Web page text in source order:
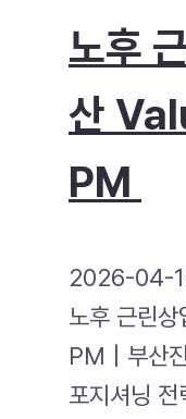
노후
산
PM
2026-04-
노후 근린
PM | 부산
포지셔닝